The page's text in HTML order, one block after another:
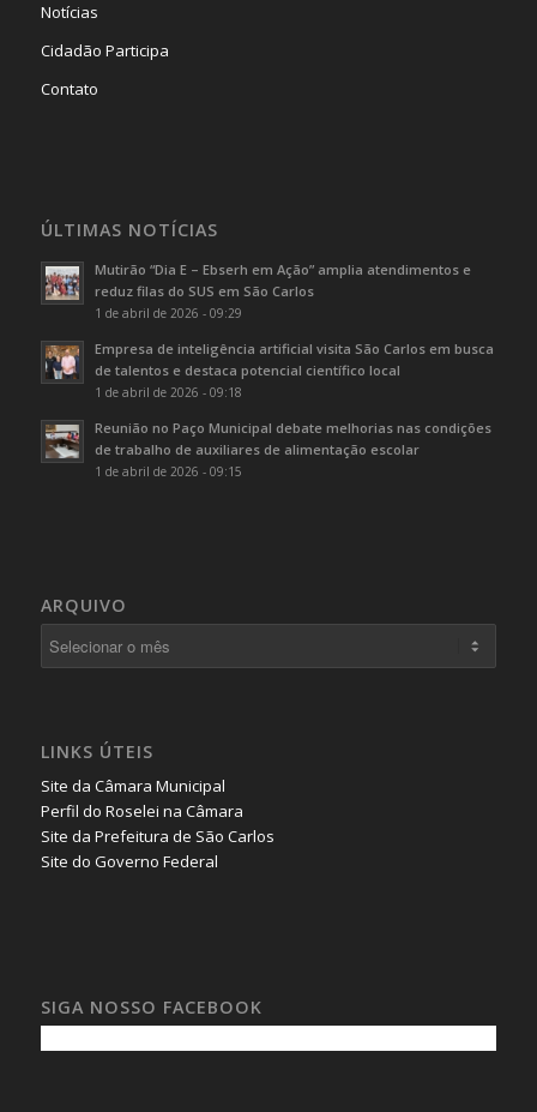
Notícias
Cidadão Participa
Contato
ÚLTIMAS NOTÍCIAS
Mutirão “Dia E – Ebserh em Ação” amplia atendimentos e
reduz filas do SUS em São Carlos
1 de abril de 2026 - 09:29
Empresa de inteligência artificial visita São Carlos em busca
de talentos e destaca potencial científico local
1 de abril de 2026 - 09:18
Reunião no Paço Municipal debate melhorias nas condições
de trabalho de auxiliares de alimentação escolar
1 de abril de 2026 - 09:15
ARQUIVO
LINKS ÚTEIS
Site da Câmara Municipal
Perfil do Roselei na Câmara
Site da Prefeitura de São Carlos
Site do Governo Federal
SIGA NOSSO FACEBOOK